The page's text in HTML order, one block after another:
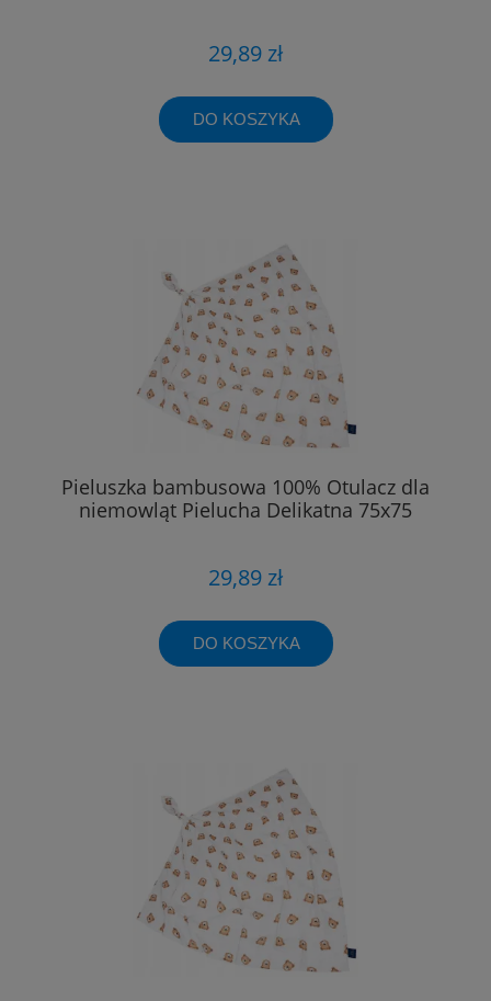
29,89 zł
DO KOSZYKA
Pieluszka bambusowa 100% Otulacz dla
niemowląt Pielucha Delikatna 75x75
29,89 zł
DO KOSZYKA